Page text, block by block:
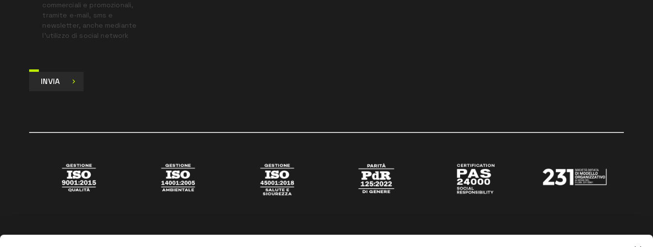
commerciali e promozionali,
tramite e-mail, sms e
newsletter, anche mediante
l’utilizzo di social network
INVIA